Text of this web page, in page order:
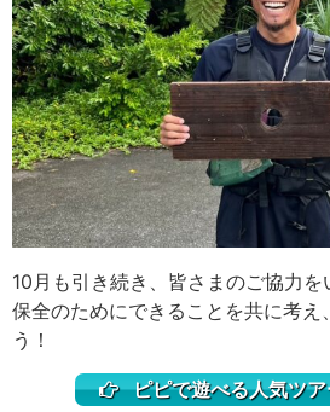
10月も引き続き、皆さまのご協力
保全のためにできることを共に考え
う！
ピピで遊べる人気ツ